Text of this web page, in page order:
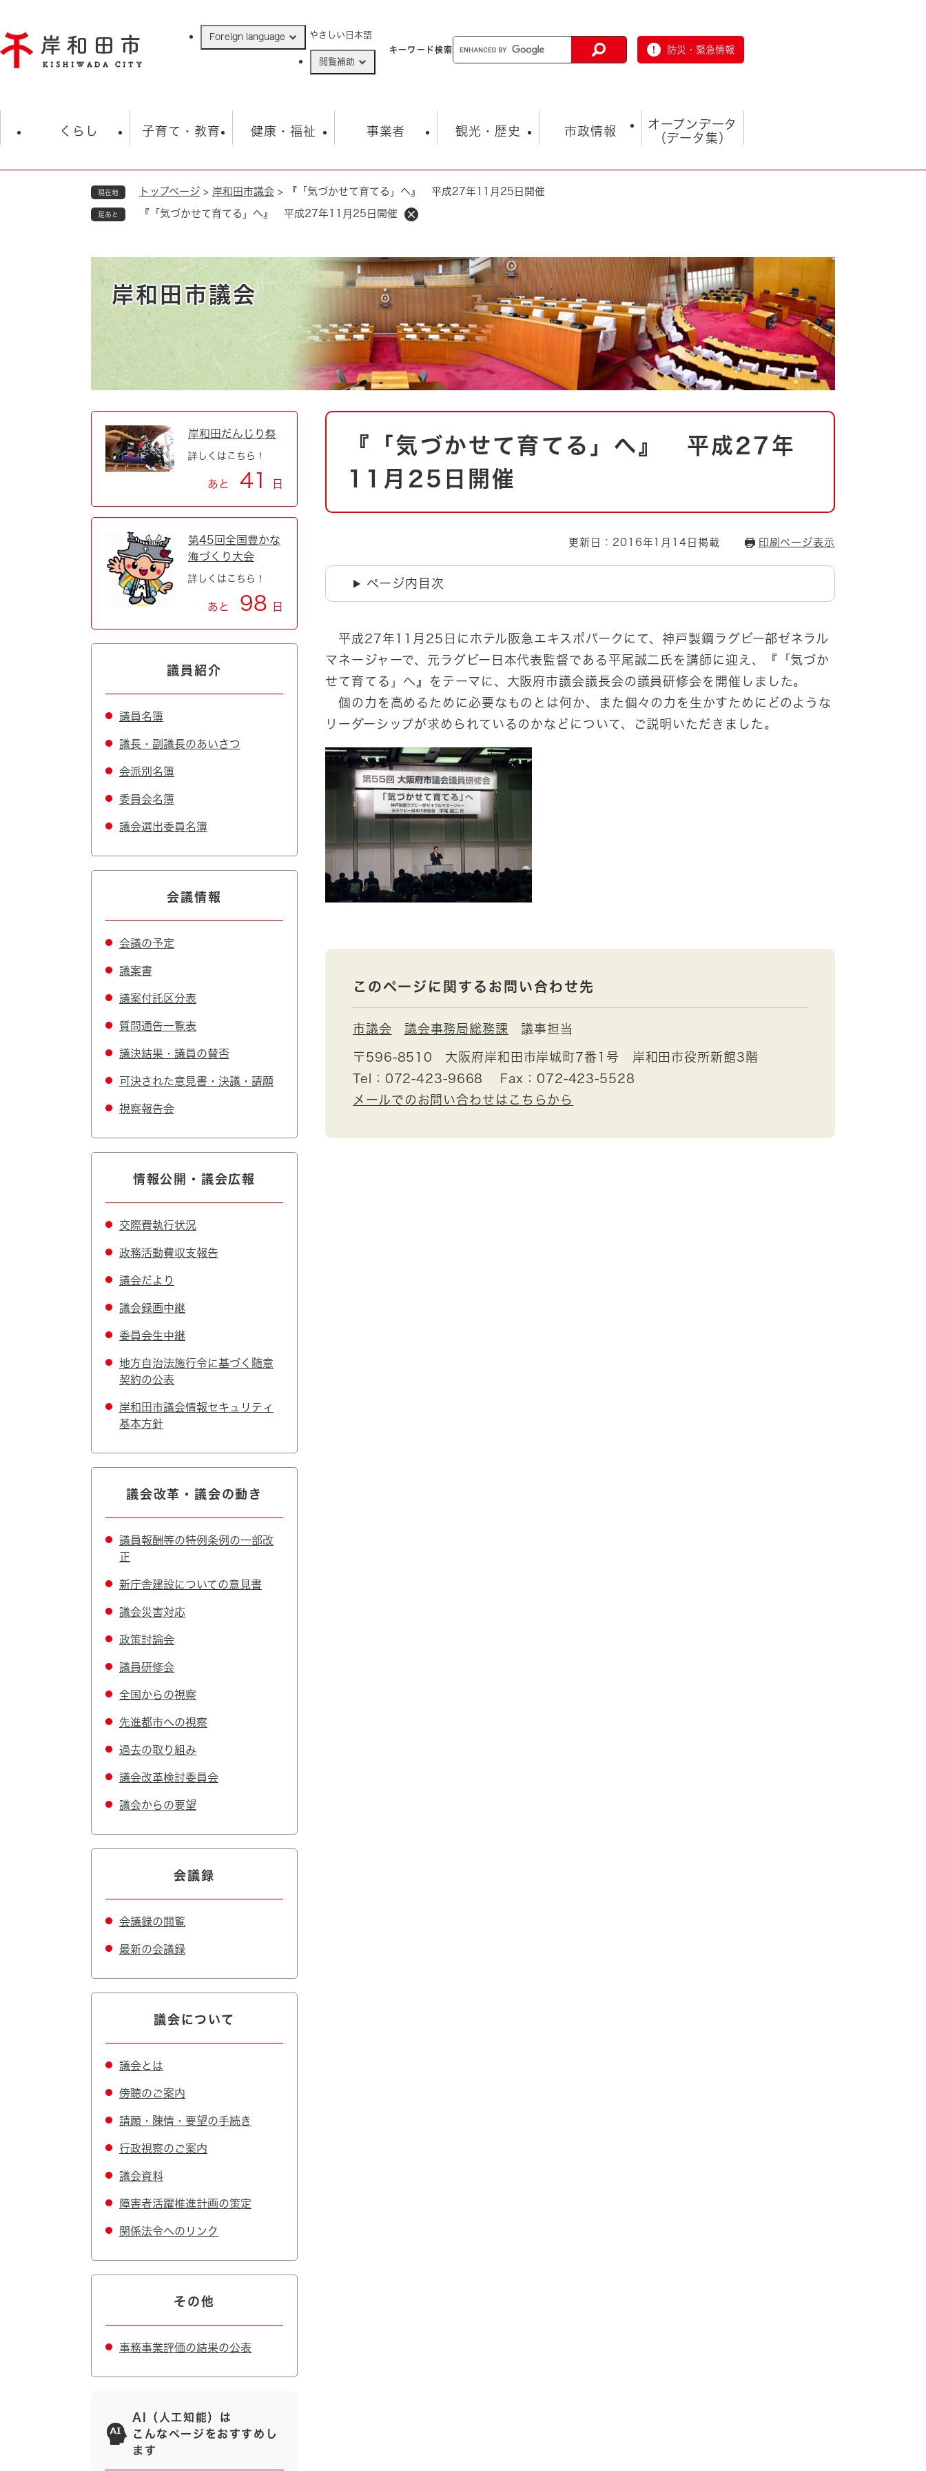
ジ
の
Foreign language やさしい日本語
閲覧補助
キーワード検索 防災・緊急情報
くらし
住民票・戸籍
ごみ・衛生・動物 救急・消防
防災・防犯 上水道・下水道
自然・環境・公園 住宅
引っ越し おくやみ
男女共同参画
地域コミュニティ・ボラン
道路・河川・交通 まちづくり
国際交流
子育て・教育
学校 子育て
健康・福祉
福祉・健康・生活 生涯学習・スポーツ
事業者
入札・契約情報 まちづくり・協働
環境 福祉・介護
とじる
観光・歴史
観光 観光スポット
とじる
市政情報
市の概要 総合計画
市政 職員採用情報
市役所・施設の案内
オープンデータ
（データ集）
オープンデータ
現在地 トップページ > 岸和田市議会 > 『「気づかせて育てる」へ』 平成27年11月25日開催
足あと 『「気づかせて育てる」へ』 平成27年11月25日開催
岸和田市議会
本
『「気づかせて育てる」へ』 平成27年
11月25日開催
更新日：2016年1月14日掲載 印刷ページ表示
ページ内目次
平成27年11月25日にホテル阪急エキスポパークにて、神戸製鋼ラグビー部ゼネラル
マネージャーで、元ラグビー日本代表監督である平尾誠二氏を講師に迎え、『「気づか
せて育てる」へ』をテーマに、大阪府市議会議長会の議員研修会を開催しました。
個の力を高めるために必要なものとは何か、また個々の力を生かすためにどのような
リーダーシップが求められているのかなどについて、ご説明いただきました。
このページに関するお問い合わせ先
市議会 議会事務局総務課 議事担当
〒596-8510
大阪府岸和田市岸城町7番1号 岸和田市役所新館3階
Tel：072-423-9668
Fax：072-423-5528
メールでのお問い合わせはこちらから
岸和田だんじり祭
詳しくはこちら！
あと 41 日
第45回全国豊かな
海づくり大会
詳しくはこちら！
あと 98 日
議員紹介
議員名簿
議長・副議長のあいさつ
会派別名簿
委員会名簿
議会選出委員名簿
会議情報
会議の予定
議案書
議案付託区分表
質問通告一覧表
議決結果・議員の賛否
可決された意見書・決議・請願
視察報告会
情報公開・議会広報
交際費執行状況
政務活動費収支報告
議会だより
議会録画中継
委員会生中継
地方自治法施行令に基づく随意
契約の公表
岸和田市議会情報セキュリティ
基本方針
議会改革・議会の動き
議員報酬等の特例条例の一部改
正
新庁舎建設についての意見書
議会災害対応
政策討論会
議員研修会
全国からの視察
先進都市への視察
過去の取り組み
議会改革検討委員会
議会からの要望
会議録
会議録の閲覧
最新の会議録
議会について
議会とは
傍聴のご案内
請願・陳情・要望の手続き
行政視察のご案内
議会資料
障害者活躍推進計画の策定
関係法令へのリンク
その他
事務事業評価の結果の公表
AI（人工知能）は
こんなページをおすすめし
ます